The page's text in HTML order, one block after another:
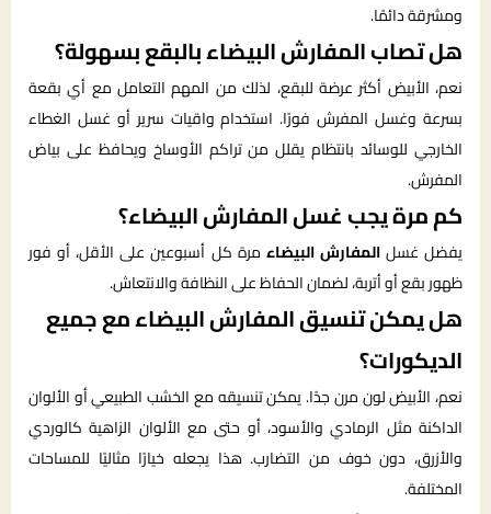
ومشرقة دائمًا.
هل تصاب المفارش البيضاء بالبقع بسهولة؟
نعم، الأبيض أكثر عرضة للبقع، لذلك من المهم التعامل مع أي بقعة
بسرعة وغسل المفرش فورًا. استخدام واقيات سرير أو غسل الغطاء
الخارجي للوسائد بانتظام يقلل من تراكم الأوساخ ويحافظ على بياض
المفرش.
كم مرة يجب غسل المفارش البيضاء؟
يفضل غسلالمفارش البيضاء مرة كل أسبوعين على الأقل، أو فور
ظهور بقع أو أتربة، لضمان الحفاظ على النظافة والانتعاش.
هل يمكن تنسيق المفارش البيضاء مع جميع
الديكورات؟
نعم، الأبيض لون مرن جدًا. يمكن تنسيقه مع الخشب الطبيعي أو الألوان
الداكنة مثل الرمادي والأسود، أو حتى مع الألوان الزاهية كالوردي
والأزرق، دون خوف من التضارب. هذا يجعله خيارًا مثاليًا للمساحات
المختلفة.